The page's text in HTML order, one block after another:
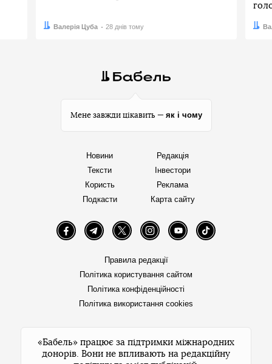
Автор:
Валерія Цуба
Дата: 28 днів тому Дата:
Мене завжди цікавить — як і чому
Новини
Тексти
Користь
Подкасти
Редакція
Інвестори
Реклама
Карта сайту
FacebookTelegramTwitter InstagramYouTube TikTok
Правила редакції
Політика користування сайтом
Політика конфіденційності
Політика використання cookies
«Бабель» працює за підтримки міжнародних
донорів. Вони не впливають на редакційну